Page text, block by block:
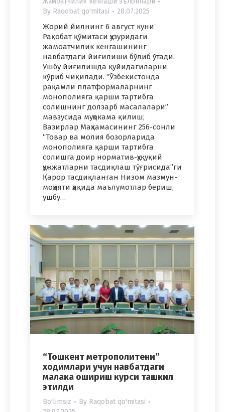
By Raqobat qo'mitasi 28.07.2025
Жорий йилнинг 6 август куни
Рақобат қўмитаси ҳузуридаги
жамоатчилик кенгашининг
навбатдаги йиғилиши бўлиб ўтади.
Ушбу йиғилишда қуйидагиларни
кўриб чиқилади. “Ўзбекистонда
рақамли платформаларнинг
монополияга қарши тартибга
солишнинг долзарб масалалари”
мавзусида муҳокама қилиш;
Вазирлар Маҳкамасининг 256-сонли
“Товар ва молия бозорларида
монополияга қарши тартибга
солишга доир норматив-ҳуқуқий
ҳужжатларни тасдиқлаш тўғрисида”ги
Қарор тасдиқланган Низом мазмун-
моҳияти ҳақида маълумотлар бериш,
ушбу…
“Тошкент метрополитени”
ходимлари учун навбатдаги
малака ошириш курси ташкил
этилди
Bo'limsiz By Raqobat qo'mitasi